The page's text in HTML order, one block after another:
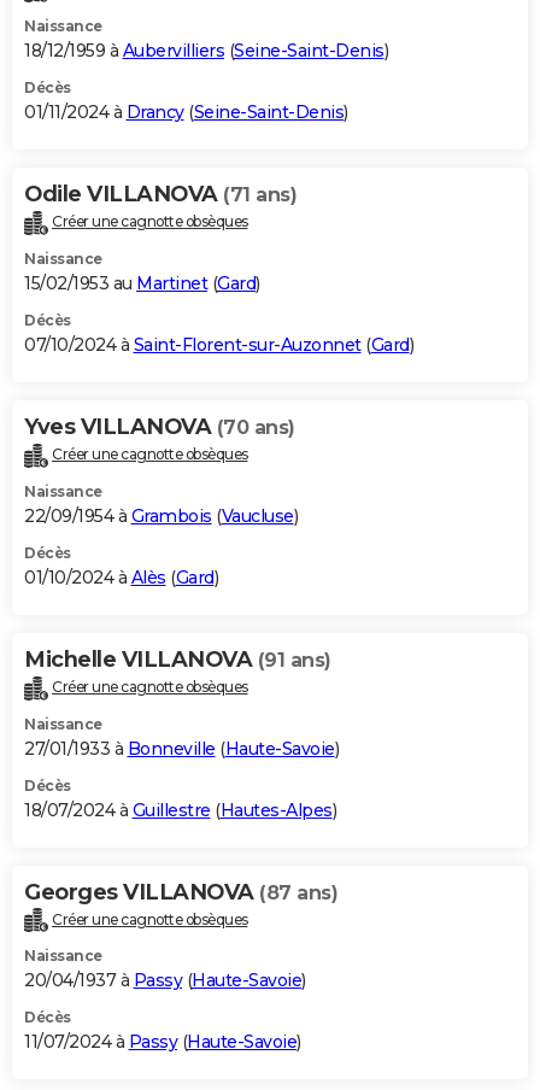
Naissance
18/12/1959 à Aubervilliers (Seine-Saint-Denis)
Décès
01/11/2024 à Drancy(Seine-Saint-Denis)
Odile VILLANOVA (71 ans)
Créer une cagnotte obsèques
Naissance
15/02/1953 au Martinet(Gard)
Décès
07/10/2024 à Saint-Florent-sur-Auzonnet(Gard)
Yves VILLANOVA (70 ans)
Créer une cagnotte obsèques
Naissance
22/09/1954 à Grambois (Vaucluse)
Décès
01/10/2024 à Alès (Gard)
Michelle VILLANOVA (91 ans)
Créer une cagnotte obsèques
Naissance
27/01/1933 à Bonneville (Haute-Savoie)
Décès
18/07/2024 à Guillestre (Hautes-Alpes)
Georges VILLANOVA (87 ans)
Créer une cagnotte obsèques
Naissance
20/04/1937 à Passy(Haute-Savoie)
Décès
11/07/2024 à Passy(Haute-Savoie)